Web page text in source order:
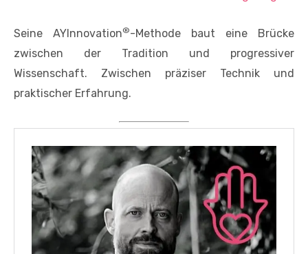
Seine AYInnovation®-Methode baut eine Brücke
zwischen der Tradition und progressiver
Wissenschaft. Zwischen präziser Technik und
praktischer Erfahrung.